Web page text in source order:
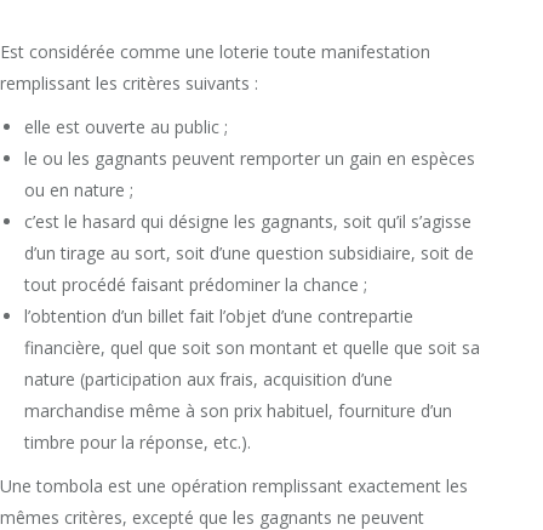
Est considérée comme une loterie toute manifestation
remplissant les critères suivants :
elle est ouverte au public ;
le ou les gagnants peuvent remporter un gain en espèces
ou en nature ;
c’est le hasard qui désigne les gagnants, soit qu’il s’agisse
d’un tirage au sort, soit d’une question subsidiaire, soit de
tout procédé faisant prédominer la chance ;
l’obtention d’un billet fait l’objet d’une contrepartie
financière, quel que soit son montant et quelle que soit sa
nature (participation aux frais, acquisition d’une
marchandise même à son prix habituel, fourniture d’un
timbre pour la réponse, etc.).
Une tombola est une opération remplissant exactement les
mêmes critères, excepté que les gagnants ne peuvent